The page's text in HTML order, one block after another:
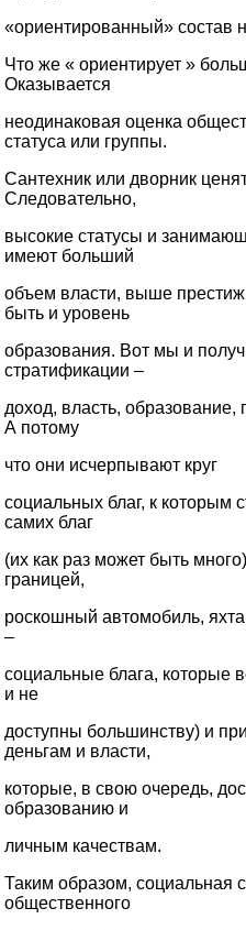
«ориентированный» состав
Что же « ориентирует »
Оказывается
неодинаковая оценка
статуса или группы.
Сантехник или дворник
Следовательно,
высокие статусы и
имеют больший
объем власти, выше
быть и уровень
образования. Вот мы и
стратификации –
доход, власть, образование,
А потому
что они исчерпывают круг
социальных благ, к которым
самих благ
(их как раз может быть
границей,
роскошный автомобиль,
–
социальные блага, которые
и не
доступны большинству) и
деньгам и власти,
которые, в свою очередь,
образованию и
личным качествам.
Таким образом, социальная
общественного